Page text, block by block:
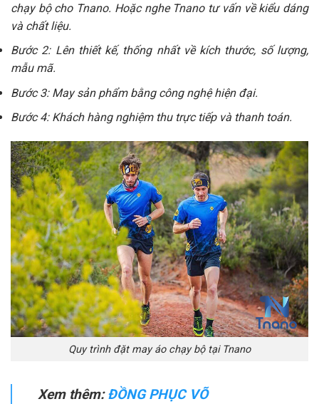
chạy bộ cho Tnano. Hoặc nghe Tnano tư vấn về kiểu dáng
và chất liệu.
Bước 2: Lên thiết kế, thống nhất về kích thước, số lượng,
mẫu mã.
Bước 3: May sản phẩm bằng công nghệ hiện đại.
Bước 4: Khách hàng nghiệm thu trực tiếp và thanh toán.
Quy trình đặt may áo chạy bộ tại Tnano
Xem thêm:ĐỒNG PHỤC VÕ